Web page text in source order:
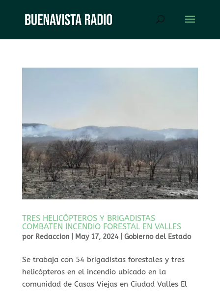
TRES HELICÓPTEROS Y BRIGADISTAS
COMBATEN INCENDIO FORESTAL EN VALLES
por Redaccion| May 17, 2024| Gobierno del Estado
Se trabaja con 54 brigadistas forestales y tres
helicópteros en el incendio ubicado en la
comunidad de Casas Viejas en Ciudad Valles El